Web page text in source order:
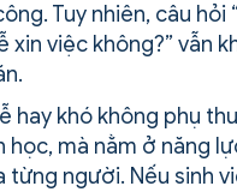
Tuy nhiên, câu hỏi
xin việc không?” vẫn
hay khó không phụ
học, mà nằm ở năng
từng người. Nếu sinh